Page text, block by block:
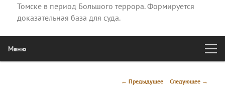
Томске в период Большого террора. Формируется
доказательная база для суда.
Меню
Навигация
← Предыдущее Следующее →